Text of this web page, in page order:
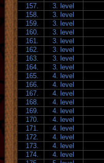
157.
3. level
158.
3. level
159.
3. level
160.
3. level
161.
3. level
162.
3. level
163.
3. level
164.
3. level
165.
4. level
166.
4. level
167.
4. level
168.
4. level
169.
4. level
170.
4. level
171.
4. level
172.
4. level
173.
4. level
174.
4. level